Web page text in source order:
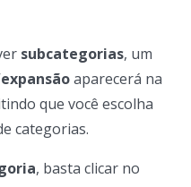
subcategorias, um
aparecerá na
que você escolha
categorias.
, basta clicar no